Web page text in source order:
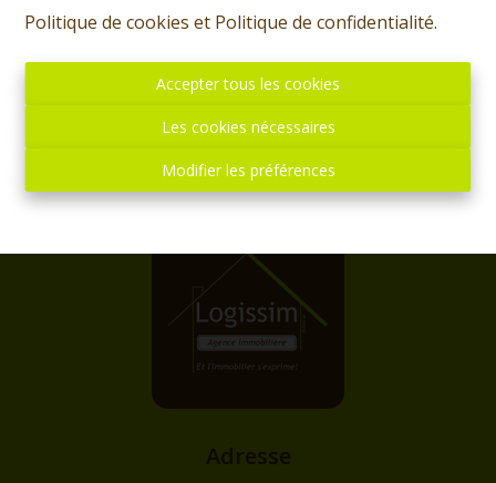
Politique de cookies et Politique de confidentialité.
Accepter tous les cookies
Les cookies nécessaires
Modifier les préférences
À partir de € 235.000
Adresse